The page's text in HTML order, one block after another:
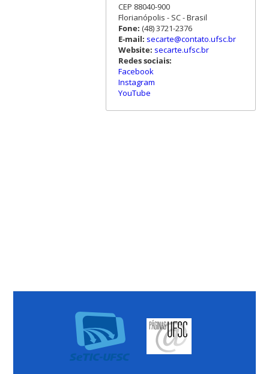
CEP 88040-900
Florianópolis - SC - Brasil
Fone: (48) 3721-2376
E-mail: secarte@contato.ufsc.br
Website: secarte.ufsc.br
Redes sociais:
Facebook
Instagram
YouTube